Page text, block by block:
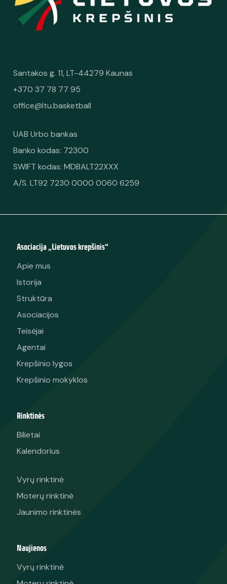
Santakos g. 11, LT-44279 Kaunas
+370 37 78 77 95
office@ltu.basketball
UAB Urbo bankas
Banko kodas: 72300
SWIFT kodas: MDBALT22XXX
A/S. LT92 7230 0000 0060 6259
Asociacija „Lietuvos krepšinis“
Apie mus
Istorija
Struktūra
Asociacijos
Teisėjai
Agentai
Krepšinio lygos
Krepšinio mokyklos
Rinktinės
Bilietai
Kalendorius
Vyrų rinktinė
Moterų rinktinė
Jaunimo rinktinės
Naujienos
Vyrų rinktinė